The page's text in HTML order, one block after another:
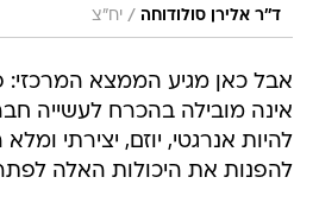
ד''ר אלירן סולודוחה / יח"צ
אבל כאן מגיע הממצא המרכזי:
אינה מובילה בהכרח לעשייה
להיות אנרגטי, יוזם, יצירתי ומלא
להפנות את היכולות האלה